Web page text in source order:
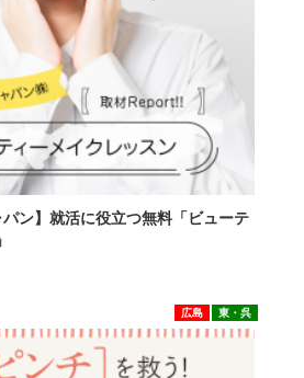
パン】就活に役立つ無料「ビューテ
東・呉
広島